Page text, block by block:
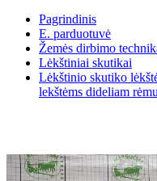
Pagrindinis
E. parduotuvė
Žemės dirbimo
Lėkštiniai skutikai
Lėkštinio skutiko
lekštėms dideliam